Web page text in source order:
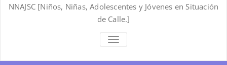
NNAJSC [Niños, Niñas, Adolescentes y Jóvenes en Situación
de Calle.]
ALTERNAR
LA